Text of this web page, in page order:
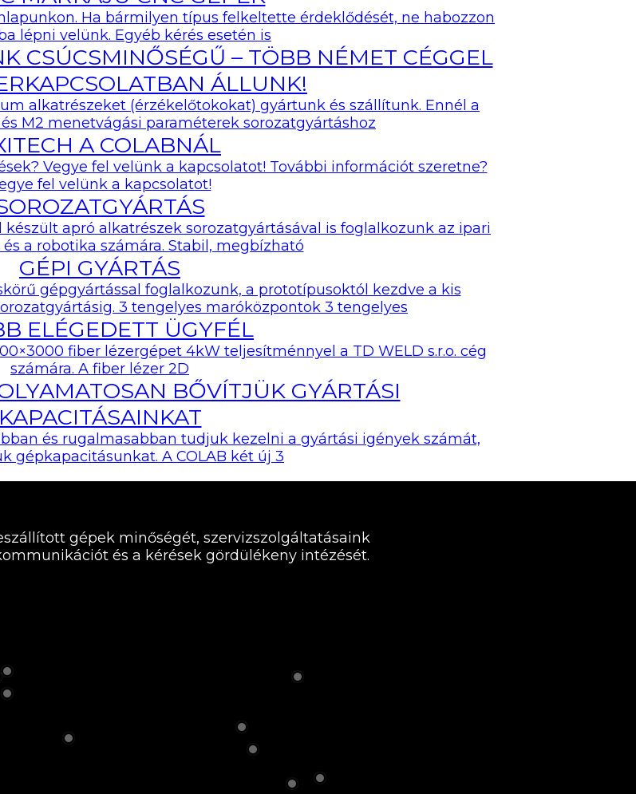
CNC PORTÁLOVÉ OBRÁBACIE
CENTRUM SÉRIE SP
SÉRIA HPG: VYSOKOPRESNÉ
CNC PORTÁLOVÉ OBRÁBACIE
CENTRÁ
Ha bármilyen típus felkeltette érdeklődését, ne habozzon
lépni velünk. Egyéb kérés esetén is
CSÚCSMINŐSÉGŰ – TÖBB NÉMET CÉGGEL
ÁLLUNK!
alkatrészeket (érzékelőtokokat) gyártunk és szállítunk. Ennél a
M2 menetvágási paraméterek sorozatgyártáshoz
A COLABNÁL
Vegye fel velünk a kapcsolatot! További információt szeretne?
fel velünk a kapcsolatot!
apró alkatrészek sorozatgyártásával is foglalkozunk az ipari
a robotika számára. Stabil, megbízható
GÉPI GYÁRTÁS
gépgyártással foglalkozunk, a prototípusoktól kezdve a kis
3 tengelyes maróközpontok 3 tengelyes
ELÉGEDETT ÜGYFÉL
fiber lézergépet 4kW teljesítménnyel a TD WELD s.r.o. cég
számára. A fiber lézer 2D
BŐVÍTJÜK GYÁRTÁSI
KAPACITÁSAINKAT
és rugalmasabban tudjuk kezelni a gyártási igények számát,
gépkapacitásunkat. A COLAB két új 3
gépek minőségét, szervizszolgáltatásaink
és a kérések gördülékeny intézését.